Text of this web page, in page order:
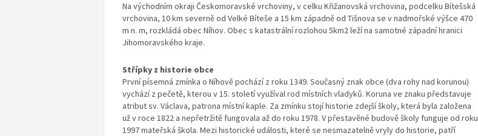
Na východním okraji Českomoravské vrchoviny, v celku Křižanovská vrchovina, podcelku Bítešská
vrchovina, 10 km severně od Velké Bíteše a 15 km západně od Tišnova se v nadmořské výšce 470
m n. m, rozkládá obec Níhov. Obec s katastrální rozlohou 5km2 leží na samotné západní hranici
Jihomoravského kraje.
Střípky z historie obce
První písemná zmínka o Níhově pochází z roku 1349. Současný znak obce (dva rohy nad korunou)
vychází z pečetě, kterou v 15. století využíval rod místních vladyků. Koruna ve znaku představuje
atribut sv. Václava, patrona místní kaple. Za zmínku stojí historie zdejší školy, která byla založena
už v roce 1822 a nepřetržitě fungovala až do roku 1978. V přestavěné budově školy funguje od roku
1997 mateřská škola. Mezi historické události, které se nesmazatelně vryly do historie, patří